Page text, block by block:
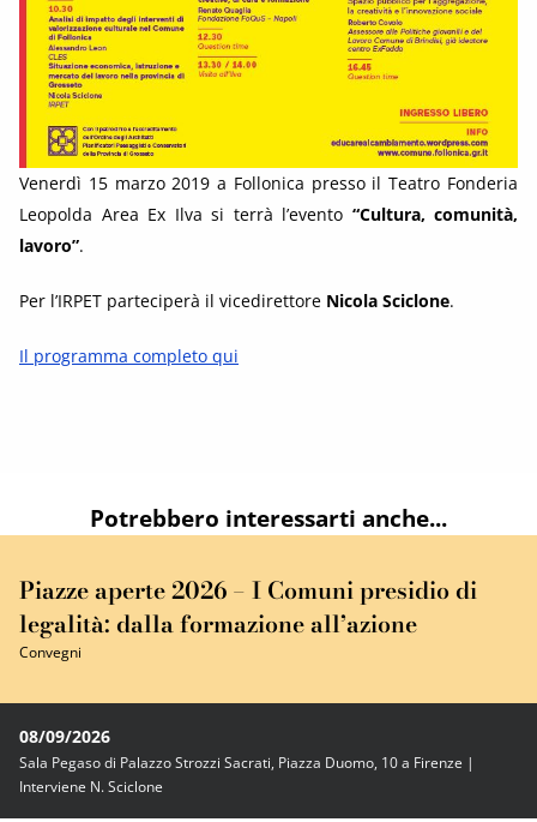
Venerdì 15 marzo 2019 a Follonica presso il Teatro Fonderia
Leopolda Area Ex Ilva si terrà l’evento “Cultura, comunità,
lavoro”.
Per l’IRPET parteciperà il vicedirettore Nicola Sciclone.
Il programma completo qui
Potrebbero interessarti anche...
Piazze aperte 2026 – I Comuni presidio di
legalità: dalla formazione all’azione
Convegni
08/09/2026
Sala Pegaso di Palazzo Strozzi Sacrati, Piazza Duomo, 10 a Firenze |
Interviene N. Sciclone